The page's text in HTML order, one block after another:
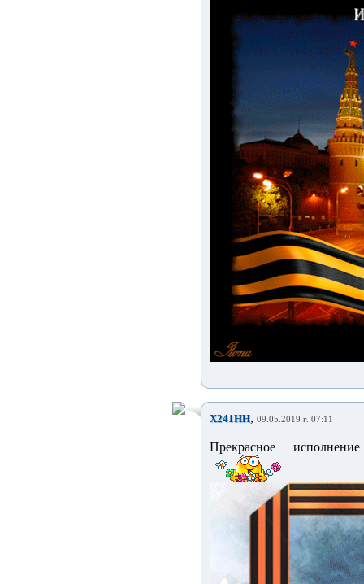
X241HH, 09.05.2019 г. 07:11
Прекрасное